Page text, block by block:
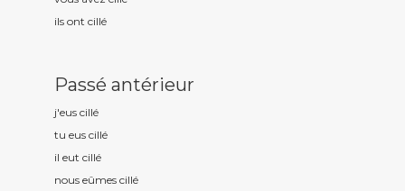
ils ont cillé
Passé antérieur
j'eus cillé
tu eus cillé
il eut cillé
nous eûmes cillé